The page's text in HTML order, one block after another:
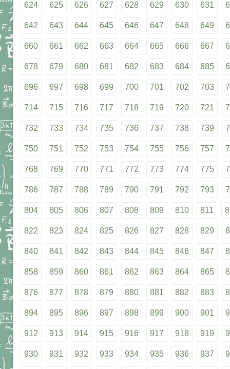
624 625 626 627 628 629 630 631
642 643 644 645 646 647 648 649
660 661 662 663 664 665 666 667
678 679 680 681 682 683 684 685
696 697 698 699 700 701 702 703
714 715 716 717 718 719 720 721
732 733 734 735 736 737 738 739
750 751 752 753 754 755 756 757
768 769 770 771 772 773 774 775
786 787 788 789 790 791 792 793
804 805 806 807 808 809 810 811
822 823 824 825 826 827 828 829
840 841 842 843 844 845 846 847
858 859 860 861 862 863 864 865
876 877 878 879 880 881 882 883
894 895 896 897 898 899 900 901
912 913 914 915 916 917 918 919
930 931 932 933 934 935 936 937